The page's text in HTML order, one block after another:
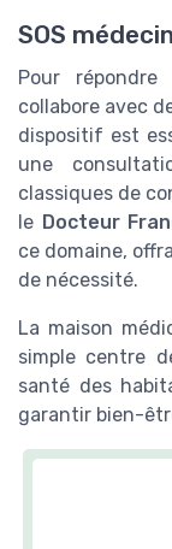
SOS
Pour
collabore avec
dispositif est
une
classiques de
le Docteur
ce domaine,
de nécessité.
La maison
simple centre
santé des
garantir bien-